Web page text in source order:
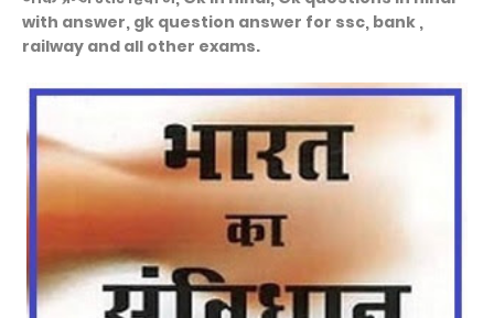
with answer, gk question answer for ssc, bank ,
railway and all other exams.